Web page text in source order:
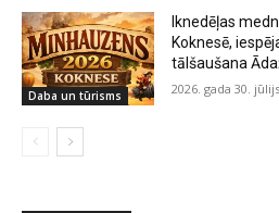
Daba un tūrisms
Iknedēļas
Koknesē,
tālšaušana
2026. gada 30. jūlijs